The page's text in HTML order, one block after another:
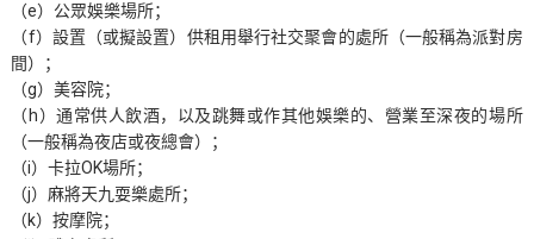
（e）公眾娛樂場所；
（f）設置（或擬設置）供租用舉行社交聚會的處所（一般稱為派對房
間）；
（g）美容院；
（h）通常供人飲酒，以及跳舞或作其他娛樂的、營業至深夜的場所
（一般稱為夜店或夜總會）；
（i）卡拉OK場所；
（j）麻將天九耍樂處所；
（k）按摩院；